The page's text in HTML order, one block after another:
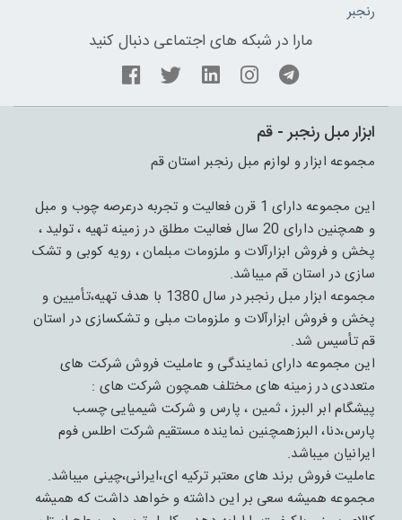
رنجبر
مارا در شبکه های اجتماعی دنبال کنید
ابزار مبل رنجبر - قم
مجموعه ابزار و لوازم مبل رنجبر استان قم
این مجموعه دارای 1 قرن فعالیت و تجربه درعرصه چوب و مبل
و همچنین دارای 20 سال فعالیت مطلق در زمینه تهیه ، تولید ،
پخش و فروش ابزارآلات و ملزومات مبلمان ، رویه کوبی و تشک
سازی در استان قم میباشد.
مجموعه ابزار مبل رنجبر در سال 1380 با هدف تهیه،تأمیین و
پخش و فروش ابزارآلات و ملزومات مبلی و تشکسازی در استان
قم تأسیس شد.
این مجموعه دارای نمایندگی و عاملیت فروش شرکت های
متعددی در زمینه های مختلف همچون شرکت های :
پیشگام ابر البرز ، ثمین ، پارس و شرکت شیمیایی چسب
پارس،دنا، البرزهمچنین نماینده مستقیم شرکت اطلس فوم
ایرانیان میباشد.
عاملیت فروش برند های معتبر ترکیه ای،ایرانی،چینی میباشد.
مجموعه همیشه سعی بر این داشته و خواهد داشت که همیشه